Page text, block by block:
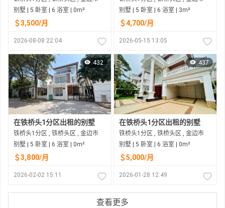
别墅 | 5 卧室 | 6 浴室 | 0m²
＄3,500/月
2026-08-08 22:04
别墅 | 5 卧室 | 6 浴室 | 3m²
＄4,700/月
2026-05-15 13:05
432
在铁桥头1分区出租的别墅
铁桥头1分区 , 铁桥头区 , 金边市
别墅 | 5 卧室 | 6 浴室 | 0m²
＄3,800/月
2026-02-02 15:11
437
在铁桥头1分区出租的别墅
铁桥头1分区 , 铁桥头区 , 金边市
别墅 | 5 卧室 | 6 浴室 | 0m²
＄5,000/月
2026-01-28 12:49
查看更多